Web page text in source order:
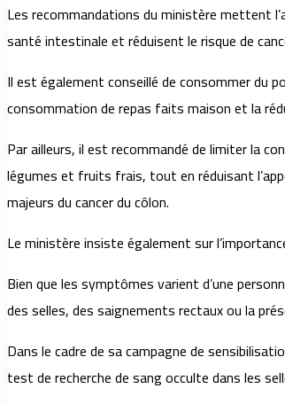
Les recommandations du ministère mettent
santé intestinale et réduisent le risque de
Il est également conseillé de consommer du
consommation de repas faits maison et la
Par ailleurs, il est recommandé de limiter la
légumes et fruits frais, tout en réduisant
majeurs du cancer du côlon.
Le ministère insiste également sur
Bien que les symptômes varient d’une
des selles, des saignements rectaux ou la
Dans le cadre de sa campagne de
test de recherche de sang occulte dans les